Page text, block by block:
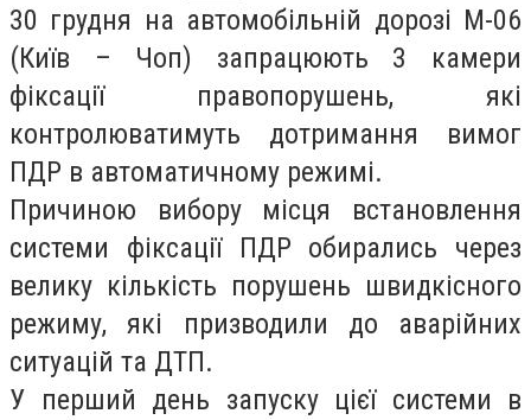
30 грудня на автомобільній дорозі М-06
(Київ – Чоп) запрацюють 3 камери
фіксації правопорушень, які
контролюватимуть дотримання вимог
ПДР в автоматичному режимі.
Причиною вибору місця встановлення
системи фіксації ПДР обирались через
велику кількість порушень швидкісного
режиму, які призводили до аварійних
ситуацій та ДТП.
У перший день запуску цієї системи в